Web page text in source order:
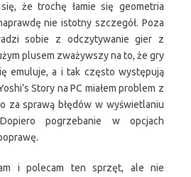
że trochę łamie się geometria
nie istotny szczegół. Poza
sobie z odczytywanie gier z
plusem zważywszy na to, że gry
emuluje, a i tak często występują
Story na PC miałem problem z
za sprawą błędów w wyświetlaniu
pogrzebanie w opcjach
i polecam ten sprzęt, ale nie